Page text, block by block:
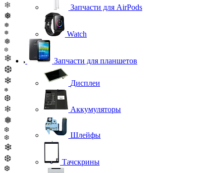
❄
❅
❅
❅
❅
❆
❄
❆
❄
❄
❆
❄
❅
❆
❆
❄
❆
❆
Запчасти для AirPods
Watch
Запчасти для планшетов
Дисплеи
Аккумуляторы
Шлейфы
Тачскрины